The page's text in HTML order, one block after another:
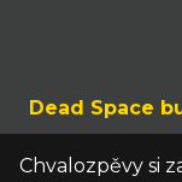
Dead Space
Chvalozpěvy si